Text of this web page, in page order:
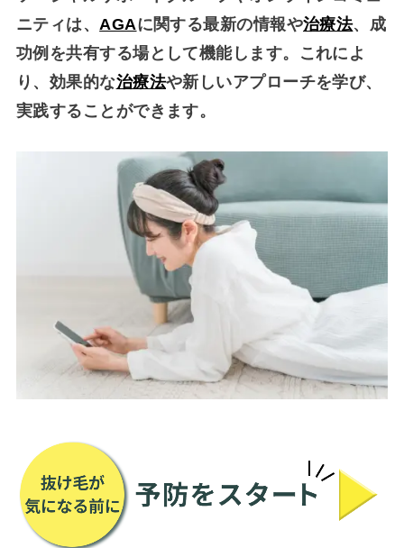
ニティは、 AGAに関する最新の情報や治療法、成
功例を共有する場として機能します。これによ
り、効果的な治療法や新しいアプローチを学び、
実践することができます。